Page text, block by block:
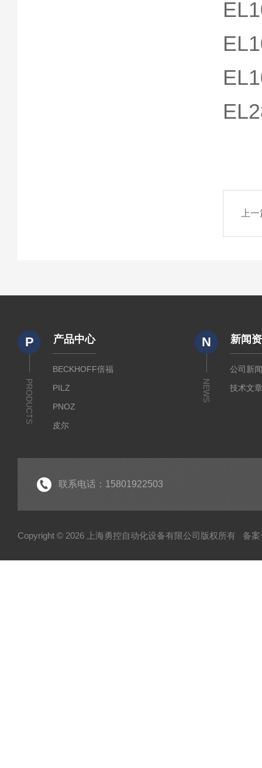
上
P
PRODUCTS
产品中心
BECKHOFF倍福
PILZ
PNOZ
皮尔
EK
WAGO
N
NEWS
新闻
公司新
技术文
联系电话：15801922503
Copyright © 2026 上海勇控自动化设备有限公司版权所有 备案